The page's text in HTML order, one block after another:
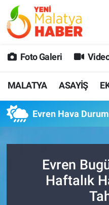
Foto Galeri
MALATYA ASAYİŞ
Evren Hava
Evren
Haftalık
MALATYA
GÜNCEL
SPOR
SAĞLIK
DİĞER
Malatya Nöbetçi
MALATYA Namaz
Malatya Trafik
Süper Lig Puan
Tüm Manşetler
Son Dakika Haberleri